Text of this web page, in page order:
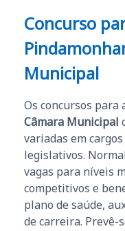
Concurso
Municipal
Os concursos para
Câmara Municipal
variadas em
legislativos.
vagas para níveis
competitivos e
plano de saúde,
de carreira. Prevê-